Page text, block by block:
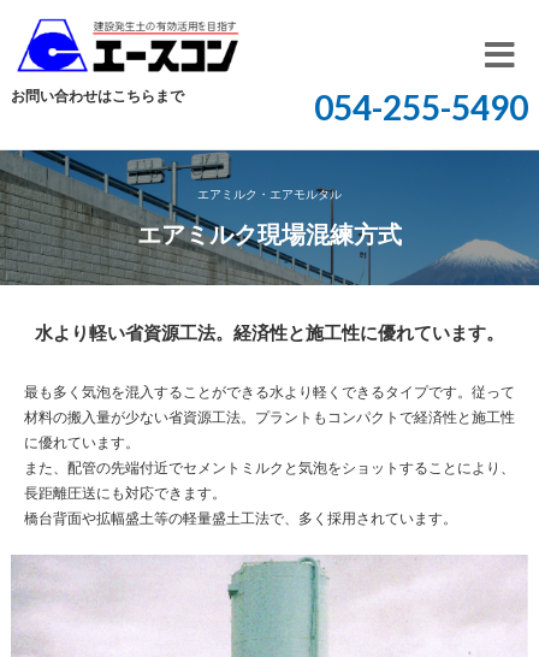
開
く
お問い合わせはこちらまで 054-255-5490
エアミルク・エアモルタル
エアミルク現場混練方式
水より軽い省資源工法。経済性と施工性に優れています。
最も多く気泡を混入することができる水より軽くできるタイプです。従って
材料の搬入量が少ない省資源工法。プラントもコンパクトで経済性と施工性
に優れています。
また、配管の先端付近でセメントミルクと気泡をショットすることにより、
長距離圧送にも対応できます。
橋台背面や拡幅盛土等の軽量盛土工法で、多く採用されています。